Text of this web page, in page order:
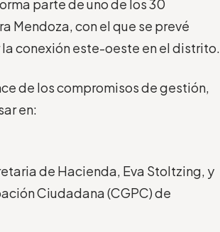
parte de uno de los 30
Mendoza, con el que se prevé
conexión este-oeste en el distrito.
de los compromisos de gestión,
en:
de Hacienda, Eva Stoltzing, y
Ciudadana (CGPC) de